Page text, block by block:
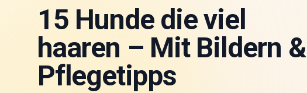
15 Hunde die viel
haaren – Mit Bildern &
Pflegetipps